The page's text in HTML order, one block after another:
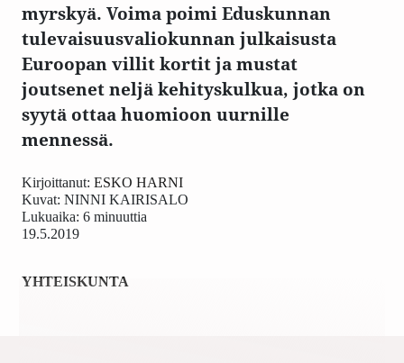
myrskyä. Voima poimi Eduskunnan
tulevaisuusvaliokunnan julkaisusta
Euroopan villit kortit ja mustat
joutsenet neljä kehityskulkua, jotka on
syytä ottaa huomioon uurnille
mennessä.
19.5.2019
Kirjoittanut: ESKO HARNI
Kuvat: NINNI KAIRISALO
Lukuaika: 6 minuuttia
YHTEISKUNTA